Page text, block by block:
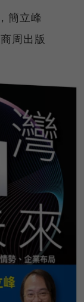
，簡立峰
周出版